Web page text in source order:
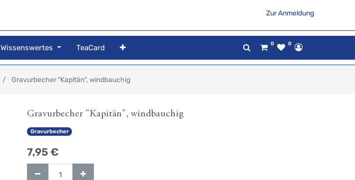
Zur Anmeldung
Wissenswertes TeaCard 0 0
Gravurbecher "Kapitän", windbauchig
Gravurbecher "Kapitän", windbauchig
Gravurbecher
7,95 €